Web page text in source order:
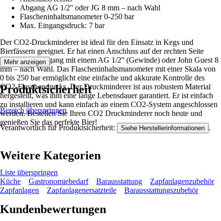
Abgang AG 1/2'' oder JG 8 mm – nach Wahl
Flascheninhaltsmanometer 0-250 bar
Max. Eingangsdruck: 7 bar
Der CO2-Druckminderer ist ideal für den Einsatz in Kegs und
Bierfässern geeignet. Er hat einen Anschluss auf der rechten Seite
sowie einen Abgang mit einem AG 1/2'' (Gewinde) oder John Guest 8
mm – nach Wahl. Das Flascheninhaltsmanometer mit einer Skala von
0 bis 250 bar ermöglicht eine einfache und akkurate Kontrolle des
CO2-Flaschendrucks. Der Druckminderer ist aus robustem Material
hergestellt, was ihm eine lange Lebensdauer garantiert. Er ist einfach
zu installieren und kann einfach an einem CO2-System angeschlossen
werden. Bestellen Sie Ihren CO2 Druckminderer noch heute und
genießen Sie das perfekte Bier!
Mehr anzeigen
Produktsicherheit
Bereich überspringen
Verantwortlich für Produktsicherheit: Siehe Herstellerinformationen .
Weitere Kategorien
Liste überspringen
Küche
Gastronomiebedarf Barausstattung
Zapfanlagenzubehör
Zapfanlagen
Zapfanlagenersatzteile Barausstattungszubehör
Kundenbewertungen